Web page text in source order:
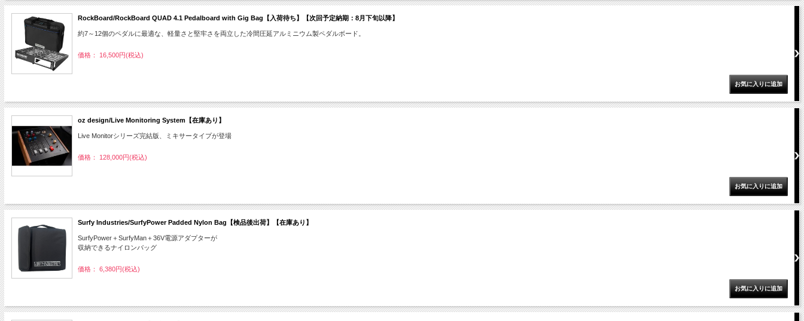
RockBoard/RockBoard QUAD 4.1 Pedalboard with Gig Bag【入荷待ち】【次回予定納期：8月下旬以降】
約7～12個のペダルに最適な、軽量さと堅牢さを両立した冷間圧延アルミニウム製ペダルボード。
価格： 16,500円(税込)
oz design/Live Monitoring System【在庫あり】
Live Monitorシリーズ完結版、ミキサータイプが登場
価格： 128,000円(税込)
Surfy Industries/SurfyPower Padded Nylon Bag【検品後出荷】【在庫あり】
SurfyPower＋SurfyMan＋36V電源アダプターが
収納できるナイロンバッグ
価格： 6,380円(税込)